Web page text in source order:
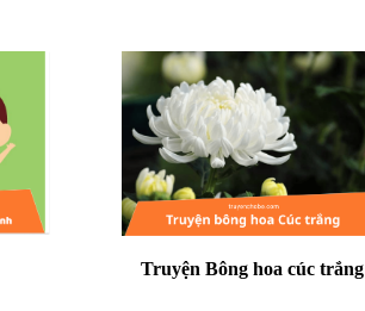
Truyện Bông hoa cúc trắng